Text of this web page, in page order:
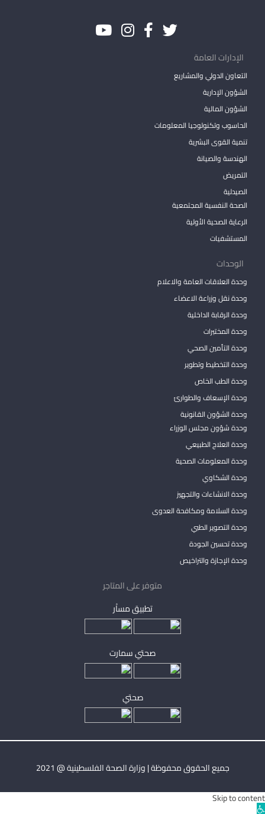
الإدارات العامة
التعاون الدولي والمشاريع
الشؤون الإدارية
الشؤون المالية
الحاسوب وتكنولوجيا المعلومات
تنمية القوى البشرية
الهندسة والصيانة
التمريض
الصيدلية
الصحة النفسية المجتمعية
الرعاية الصحية الأولية
المستشفيات
الوحدات
وحدة العلاقات العامة والاعلام
وحدة نقل وزراعة الاعضاء
وحدة الرقابة الداخلية
وحدة المختبرات
وحدة التأمين الصحي
وحدة التخطيط وتطوير
وحدة الطب الخاص
وحدة الإسعاف والطوارئ
وحدة الشؤون القانونية
وحدة شؤون مجلس الوزراء
وحدة العلاج الطبيعي
وحدة المعلومات الصحية
وحدة الشكاوي
وحدة الانشاءات والتجهيز
وحدة السلامة ومكافحة العدوى
وحدة التصوير الطبي
وحدة تحسين الجودة
وحدة الإجازة والتراخيص
متوفر على المتاجر
تطبيق مساْر
صحتي سمارت
صحتي
جميع الحقوق محفوظة | وزارة الصحة الفلسطينية @ 2021
Skip to content
Open